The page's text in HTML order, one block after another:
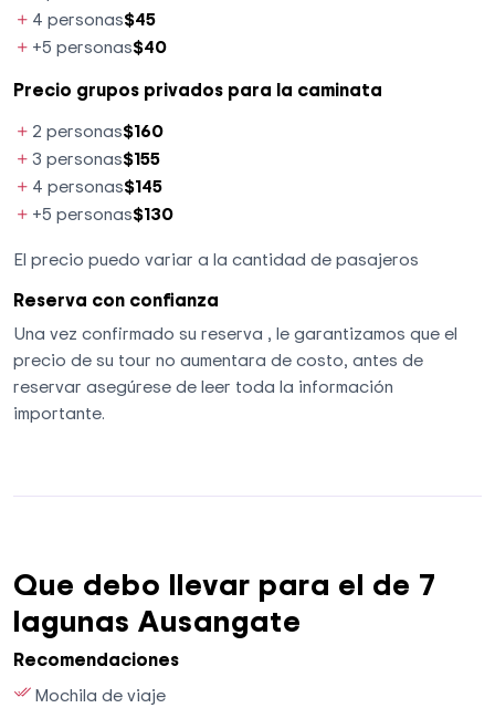
4 personas$45
+5 personas$40
Precio grupos privados para la caminata
2 personas$160
3 personas$155
4 personas$145
+5 personas$130
El precio puedo variar a la cantidad de pasajeros
Reserva con confianza
Una vez confirmado su reserva , le garantizamos que el
precio de su tour no aumentara de costo, antes de
reservar asegúrese de leer toda la información
importante.
Que debo llevar para el de 7
lagunas Ausangate
Recomendaciones
Mochila de viaje